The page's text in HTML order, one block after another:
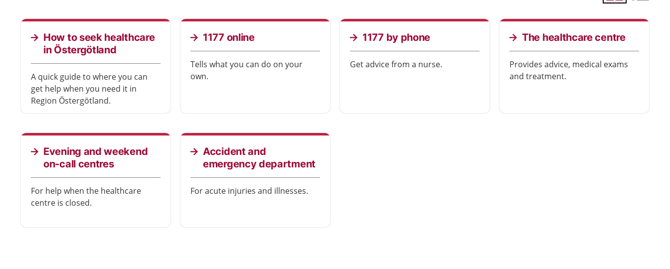
How to seek healthcare
in Östergötland
A quick guide to where you can
get help when you need it in
Region Östergötland.
1177 online
Tells what you can do on your
own.
1177 by phone
Get advice from a nurse.
The healthcare centre
Provides advice, medical exams
and treatment.
Evening and weekend
on-call centres
For help when the healthcare
centre is closed.
Accident and
emergency department
For acute injuries and illnesses.